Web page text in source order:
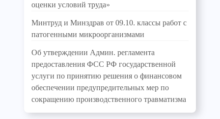
оценки условий труда»
Минтруд и Минздрав от 09.10. классы работ с
патогенными микроорганизмами
Об утверждении Админ. регламента
предоставления ФСС РФ государственной
услуги по принятию решения о финансовом
обеспечении предупредительных мер по
сокращению производственного травматизма